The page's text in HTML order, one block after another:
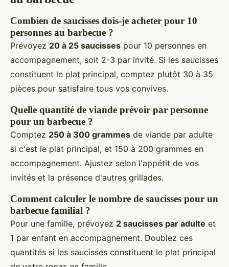
Combien de saucisses dois-je acheter pour 10
personnes au barbecue ?
Prévoyez 20 à 25 saucisses pour 10 personnes en
accompagnement, soit 2-3 par invité. Si les saucisses
constituent le plat principal, comptez plutôt 30 à 35
pièces pour satisfaire tous vos convives.
Quelle quantité de viande prévoir par personne
pour un barbecue ?
Comptez 250 à 300 grammes de viande par adulte
si c'est le plat principal, et 150 à 200 grammes en
accompagnement. Ajustez selon l'appétit de vos
invités et la présence d'autres grillades.
Comment calculer le nombre de saucisses pour un
barbecue familial ?
Pour une famille, prévoyez 2 saucisses par adulte et
1 par enfant en accompagnement. Doublez ces
quantités si les saucisses constituent le plat principal